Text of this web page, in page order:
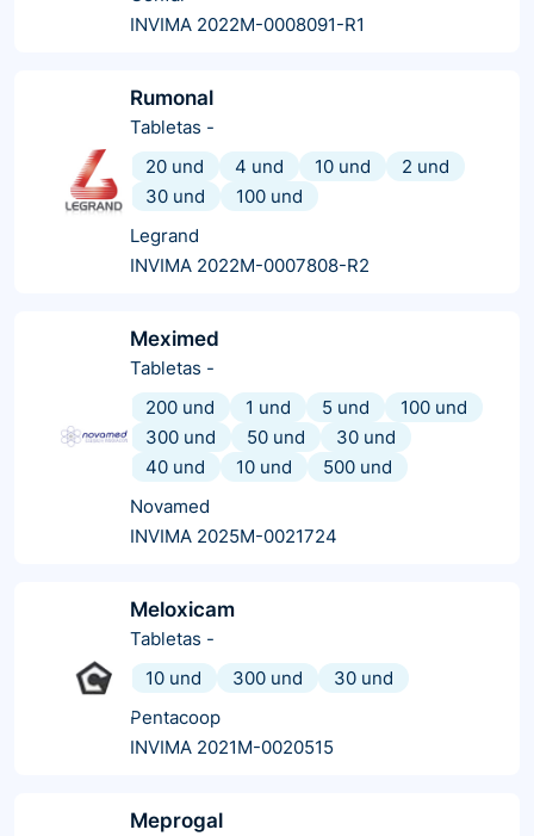
INVIMA 2022M-0008091-R1
Rumonal
Tabletas -
20 und
4 und 10 und
2 und
30 und
100 und
Legrand
INVIMA 2022M-0007808-R2
Meximed
Tabletas -
200 und
1 und 5 und
100 und
300 und
50 und
30 und
40 und
10 und
500 und
Novamed
INVIMA 2025M-0021724
Meloxicam
Tabletas -
10 und
300 und
30 und
Pentacoop
INVIMA 2021M-0020515
Meprogal